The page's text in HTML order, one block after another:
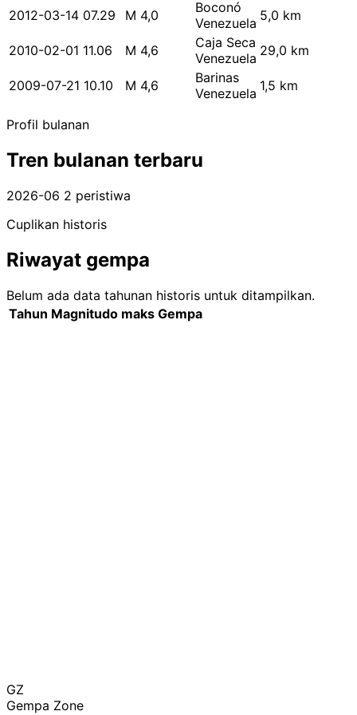
2012-03-14 07.29 M 4,0
Boconó
Venezuela 5,0 km
2010-02-01 11.06 M 4,6
Caja Seca
Venezuela 29,0 km
2009-07-21 10.10 M 4,6
Barinas
Venezuela 1,5 km
Profil bulanan
Tren bulanan terbaru
2026-06 2 peristiwa
Cuplikan historis
Riwayat gempa
Belum ada data tahunan historis untuk ditampilkan.
Tahun Magnitudo maks Gempa
GZ
Gempa Zone